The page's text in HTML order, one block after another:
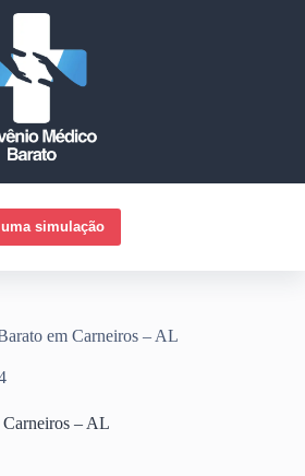
uma simulação
em Carneiros – AL
Carneiros – AL